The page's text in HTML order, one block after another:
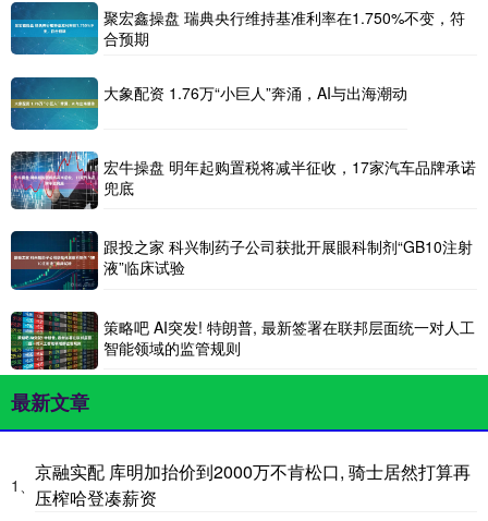
聚宏鑫操盘 瑞典央行维持基准利率在1.750%不变，符
合预期
大象配资 1.76万“小巨人”奔涌，AI与出海潮动
宏牛操盘 明年起购置税将减半征收，17家汽车品牌承诺
兜底
跟投之家 科兴制药子公司获批开展眼科制剂“GB10注射
液”临床试验
策略吧 AI突发! 特朗普, 最新签署在联邦层面统一对人工
智能领域的监管规则
最新文章
1、
京融实配 库明加抬价到2000万不肯松口, 骑士居然打算再
压榨哈登凑薪资